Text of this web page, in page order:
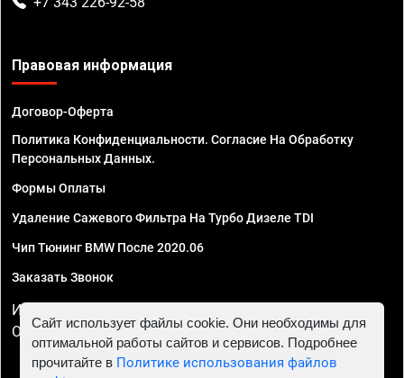
Правовая информация
Договор-Оферта
Политика Конфиденциальности. Согласие На Обработку
Персональных Данных.
Формы Оплаты
Удаление Сажевого Фильтра На Турбо Дизеле TDI
Чип Тюнинг BMW После 2020.06
Заказать Звонок
ИП Смирнов Георгий Павлович. ИНН 781302555843,
ОГРНИП 324470400032610
Сайт использует файлы cookie. Они необходимы для
оптимальной работы сайтов и сервисов. Подробнее
прочитайте в Политике использования файлов